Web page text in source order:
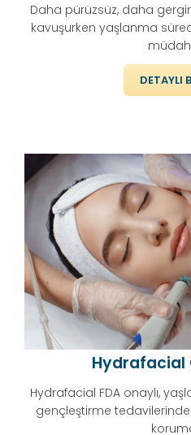
Daha pürüzsüz, daha
kavuşurken yaşlanma
DETAYLI
Hydrafacial
Hydrafacial FDA onaylı,
gençleştirme